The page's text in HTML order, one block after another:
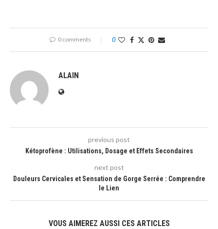
0 comments 0
ALAIN
previous post
Kétoprofène : Utilisations, Dosage et Effets Secondaires
next post
Douleurs Cervicales et Sensation de Gorge Serrée : Comprendre
le Lien
VOUS AIMEREZ AUSSI CES ARTICLES